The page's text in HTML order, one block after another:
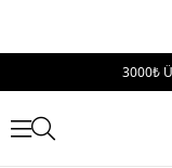
3000₺